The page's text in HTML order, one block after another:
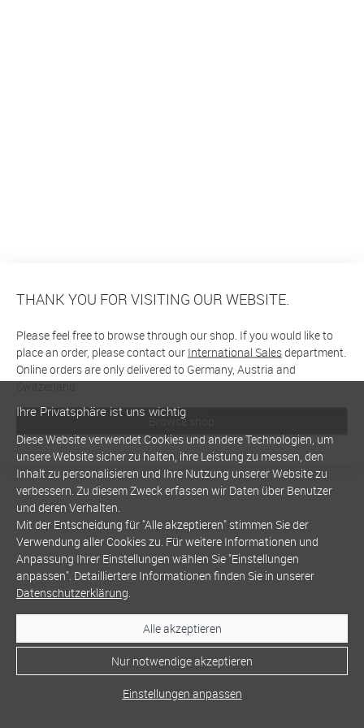
THANK YOU FOR VISITING OUR WEBSITE.
Please feel free to browse through our shop. If you would like to
place an order, please contact our International Salesdepartment.
Online orders are only delivered to Germany, Austria and
Switzerland
Browse shop
Ihre Privatsphäre ist uns wichtig
Diese Website verwendet Cookies und andere Technologien, um
unsere Website sicher zu halten, ihre Leistung zu messen, den
Inhalt zu personalisieren und Ihre Nutzung unserer Website zu
verbessern. Zu diesem Zweck erfassen wir Daten über Benutzer
und deren Verhalten.
Mit der Entscheidung für "Alle akzeptieren" stimmen Sie der
Verwendung aller Cookies zu. Für weitere Informationen und
Anpassung Ihrer Einstellungen wählen Sie "Einstellungen
anpassen". Detailliertere Informationen finden Sie in unserer
Datenschutzerklärung.
Alle akzeptieren
Nur notwendige akzeptieren
Einstellungen anpassen